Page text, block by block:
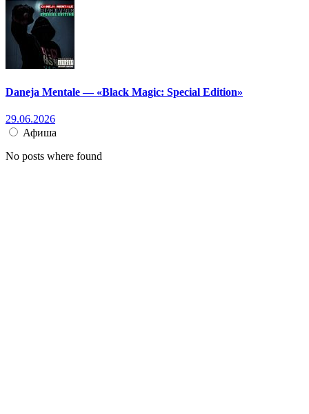
Daneja Mentale — «Black Magic: Special Edition»
29.06.2026
Афиша
No posts where found